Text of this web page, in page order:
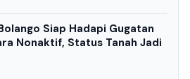
Siap Hadapi Gugatan
Nonaktif, Status Tanah Jadi